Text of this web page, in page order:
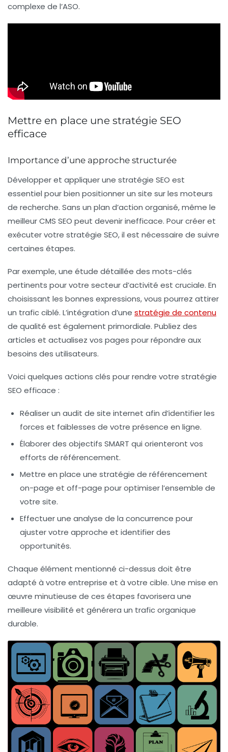
complexe de l’ASO.
Mettre en place une stratégie SEO
efficace
Importance d’une approche structurée
Développer et appliquer une stratégie SEO est
essentiel pour bien positionner un site sur les moteurs
de recherche. Sans un plan d’action organisé, même le
meilleurCMS SEO peut devenir inefficace. Pour créer et
exécuter votre stratégie SEO, il est nécessaire de suivre
certaines étapes.
Par exemple, une étude détaillée des mots-clés
pertinents pour votre secteur d’activité est cruciale. En
choisissant les bonnes expressions, vous pourrez attirer
un trafic ciblé. L’intégration d’une stratégie de contenu
de qualité est également primordiale. Publiez des
articles et actualisez vos pages pour répondre aux
besoins des utilisateurs.
Voici quelques actions clés pour rendre votre stratégie
SEO efficace :
Réaliser un audit de site internet afin d’identifier les
forces et faiblesses de votre présence en ligne.
Élaborer des objectifs SMART qui orienteront vos
efforts de référencement.
Mettre en place une stratégie de référencement
on-page et off-page pour optimiser l’ensemble de
votre site.
Effectuer une analyse de la concurrence pour
ajuster votre approche et identifier des
opportunités.
Chaque élément mentionné ci-dessus doit être
adapté à votre entreprise et à votre cible. Une mise en
œuvre minutieuse de ces étapes favorisera une
meilleure visibilité et générera un trafic organique
durable.